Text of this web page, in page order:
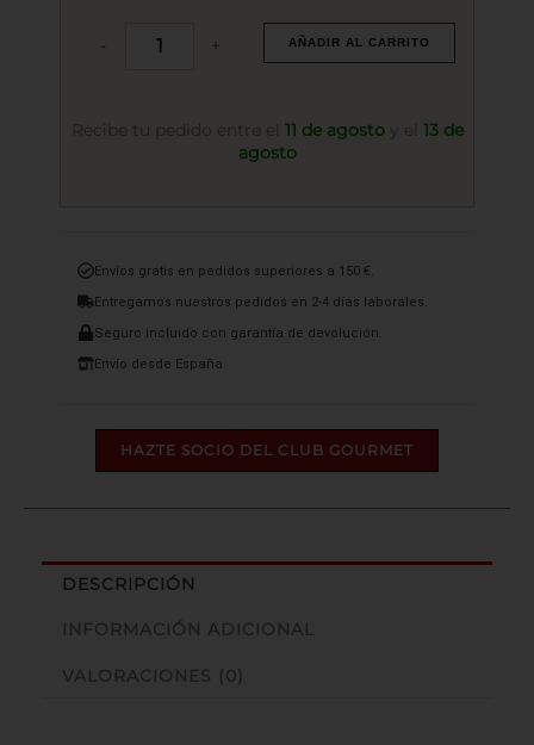
Bodegas
+ AÑADIR AL CARRITO
Recibe tu pedido entre el 11 de agostoy el 13 de
agosto
Envíos gratis en pedidos superiores a 150 €.
Entregamos nuestros pedidos en 2-4 días laborales.
Seguro incluido con garantía de devolución.
Envío desde España
HAZTE SOCIO DEL CLUB GOURMET
DESCRIPCIÓN
INFORMACIÓN ADICIONAL
VALORACIONES (0)